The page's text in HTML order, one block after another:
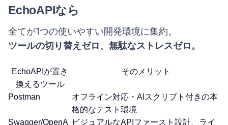
EchoAPIなら
全てが1つの使いやすい開発環境に集約。
ツールの切り替えゼロ、無駄なストレスゼロ。
EchoAPIが置き
換えるツール
そのメリット
Postman
オフライン対応・AIスクリプト付きの本
格的なテスト環境
Swagger/OpenA ビジュアルなAPIファースト設計、ライ